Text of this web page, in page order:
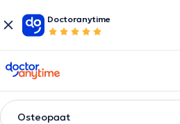
Doctoranytime
doctoranytime
Osteopaat